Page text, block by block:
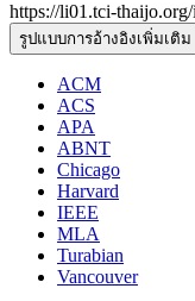
https://li01.tci-
รูปแบบการอ้างอิงเพิ่มเติม
ACM
ACS
APA
ABNT
Chicago
Harvard
IEEE
MLA
Turabian
Vancouver